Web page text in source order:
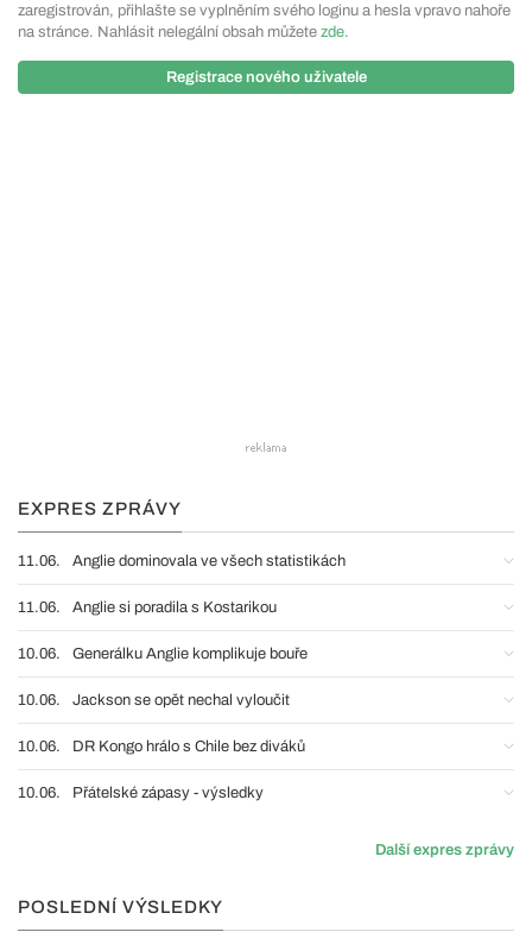
zaregistrován, přihlašte se vyplněním svého loginu a hesla vpravo nahoře
na stránce. Nahlásit nelegální obsah můžete zde.
Registrace nového uživatele
EXPRES ZPRÁVY
11.06. Anglie dominovala ve všech statistikách
11.06. Anglie si poradila s Kostarikou
10.06. Generálku Anglie komplikuje bouře
10.06. Jackson se opět nechal vyloučit
10.06. DR Kongo hrálo s Chile bez diváků
10.06. Přátelské zápasy - výsledky
Další expres zprávy
POSLEDNÍ VÝSLEDKY